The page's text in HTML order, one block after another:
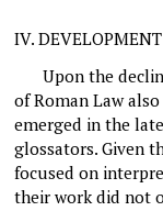
IV.
Upon the
of Roman Law
emerged in the
glossators. Given
focused on
their work did not